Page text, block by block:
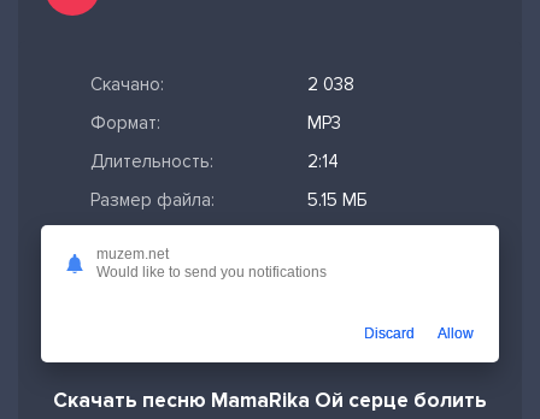
Скачано:
2 038
Формат:
MP3
Длительность:
2:14
Размер файла:
5.15 МБ
Скачать песню MamaRika Ой серце болить
muzem.net
Would like to send you notifications
Discard Allow